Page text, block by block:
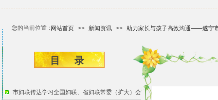
您的当前位置：网站首页 >> 新闻资讯 >> 助力家长与孩子高效沟通——遂宁
目 ​​录
市妇联传达学习全国妇联、省妇联常委（扩大）会